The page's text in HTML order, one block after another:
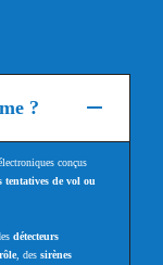
?
conçus
de vol ou
détecteurs
, des sirènes